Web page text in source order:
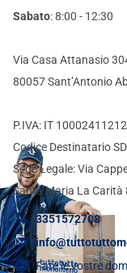
Sabato: 8:00 - 12:30
Via Casa Attanasio
80057 Sant’Antonio
P.IVA: IT 10002411212
Codice Destinatario
Sede Legale: Via
Santa Maria La Carità
3351572708
Fate le vostre